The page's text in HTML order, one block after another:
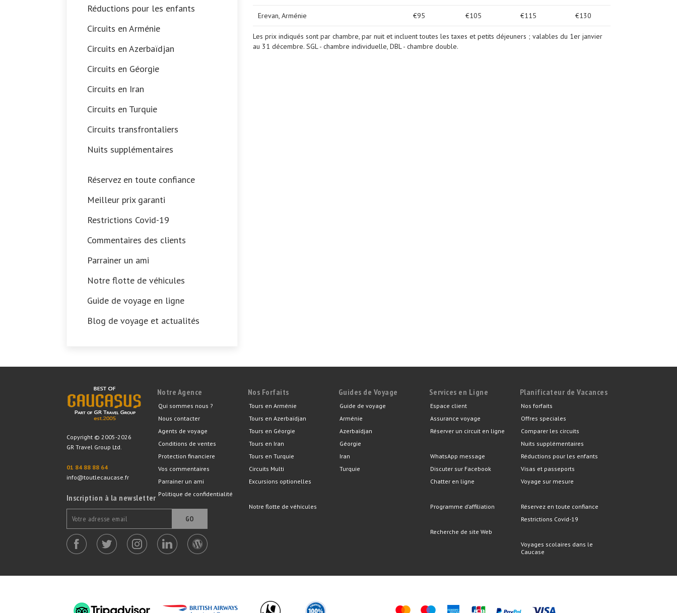
Réductions pour les enfants
Circuits en Arménie
Circuits en Azerbaïdjan
Circuits en Géorgie
Circuits en Iran
Circuits en Turquie
Circuits transfrontaliers
Nuits supplémentaires
Réservez en toute confiance
Meilleur prix garanti
Restrictions Covid-19
Commentaires des clients
Parrainer un ami
Notre flotte de véhicules
Guide de voyage en ligne
Blog de voyage et actualités
Erevan, Arménie €95 €105 €115 €130
Les prix indiqués sont par chambre, par nuit et incluent toutes les taxes et petits déjeuners ; valables du 1er janvier
au 31 décembre. SGL - chambre individuelle, DBL - chambre double.
Copyright © 2005-2026
GR Travel Group Ltd.
01 84 88 88 64
info@toutlecaucase.fr
Inscription à la newsletter
GO
Notre Agence
Qui sommes nous ?
Nous contacter
Agents de voyage
Conditions de ventes
Protection financiere
Vos commentaires
Parrainer un ami
Politique de confidentialité
Nos Forfaits
Tours en Arménie
Tours en Azerbaïdjan
Tours en Géorgie
Tours en Iran
Tours en Turquie
Circuits Multi
Excursions optionelles
Notre flotte de véhicules
Guides de Voyage
Guide de voyage
Arménie
Azerbaïdjan
Géorgie
Iran
Turquie
Services en Ligne
Espace client
Assurance voyage
Réserver un circuit en ligne
WhatsApp message
Discuter sur Facebook
Chatter en ligne
Programme d’affiliation
Recherche de site Web
Planificateur de Vacances
Nos forfaits
Offres speciales
Comparer les circuits
Nuits supplémentaires
Réductions pour les enfants
Visas et passeports
Voyage sur mesure
Réservez en toute confiance
Restrictions Covid-19
Voyages scolaires dans le
Caucase